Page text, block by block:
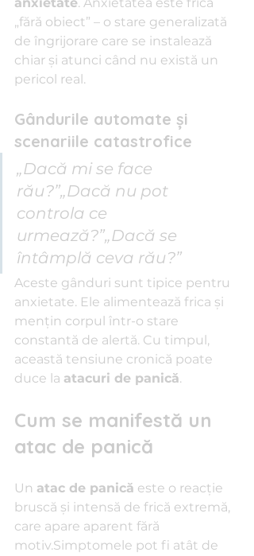
„fără obiect” – o stare generalizată
de îngrijorare care se instalează
chiar și atunci când nu există un
pericol real.
Gândurile automate și
scenariile catastrofice
„Dacă mi se face
rău?”„Dacă nu pot
controla ce
urmează?”„Dacă se
întâmplă ceva rău?”
Aceste gânduri sunt tipice pentru
anxietate. Ele alimentează frica și
mențin corpul într-o stare
constantă de alertă. Cu timpul,
această tensiune cronică poate
duce la atacuri de panică.
Cum se manifestă un
atac de panică
Un atac de panică este o reacție
bruscă și intensă de frică extremă,
care apare aparent fără
motiv.Simptomele pot fi atât de